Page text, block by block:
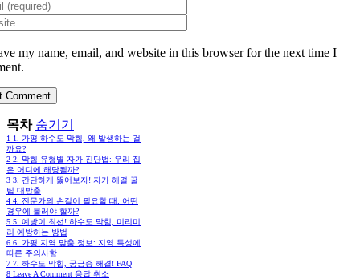
my name, email, and website in this browser for the next time I
목차 숨기기
1 1. 가평 하수도 막힘, 왜 발생하는 걸
까요?
2 2. 막힘 유형별 자가 진단법: 우리 집
은 어디에 해당될까?
3 3. 간단하게 뚫어보자! 자가 해결 꿀
팁 대방출
4 4. 전문가의 손길이 필요할 때: 어떤
경우에 불러야 할까?
5 5. 예방이 최선! 하수도 막힘, 미리미
리 예방하는 방법
6 6. 가평 지역 맞춤 정보: 지역 특성에
따른 주의사항
7 7. 하수도 막힘, 궁금증 해결! FAQ
8 Leave A Comment 응답 취소